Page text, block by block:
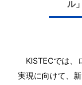
ル
KISTECでは、
実現に向けて、